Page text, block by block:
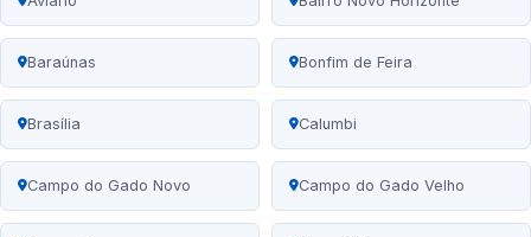
Baraúnas Bonfim de Feira
Brasília Calumbi
Campo do Gado Novo Campo do Gado Velho